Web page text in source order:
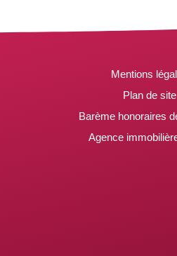
Mentions
Plan de site
Barème honoraires
Agence